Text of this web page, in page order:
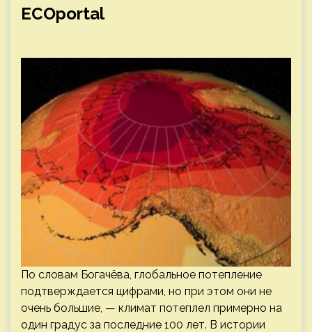
ECOportal
По словам Богачёва, глобальное потепление
подтверждается цифрами, но при этом они не
очень большие, — климат потеплел примерно на
один градус за последние 100 лет. В истории